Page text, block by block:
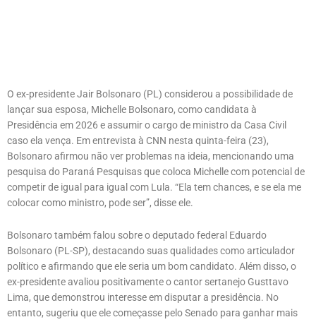
O ex-presidente Jair Bolsonaro (PL) considerou a possibilidade de
lançar sua esposa, Michelle Bolsonaro, como candidata à
Presidência em 2026 e assumir o cargo de ministro da Casa Civil
caso ela vença. Em entrevista à CNN nesta quinta-feira (23),
Bolsonaro afirmou não ver problemas na ideia, mencionando uma
pesquisa do Paraná Pesquisas que coloca Michelle com potencial de
competir de igual para igual com Lula. “Ela tem chances, e se ela me
colocar como ministro, pode ser”, disse ele.
Bolsonaro também falou sobre o deputado federal Eduardo
Bolsonaro (PL-SP), destacando suas qualidades como articulador
político e afirmando que ele seria um bom candidato. Além disso, o
ex-presidente avaliou positivamente o cantor sertanejo Gusttavo
Lima, que demonstrou interesse em disputar a presidência. No
entanto, sugeriu que ele começasse pelo Senado para ganhar mais